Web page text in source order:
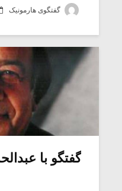
گفتگوی هارمونیک
گفتگو با